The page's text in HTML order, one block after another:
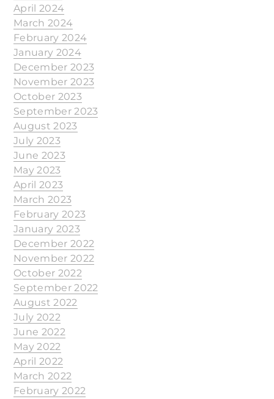
April 2024
March 2024
February 2024
January 2024
December 2023
November 2023
October 2023
September 2023
August 2023
July 2023
June 2023
May 2023
April 2023
March 2023
February 2023
January 2023
December 2022
November 2022
October 2022
September 2022
August 2022
July 2022
June 2022
May 2022
April 2022
March 2022
February 2022